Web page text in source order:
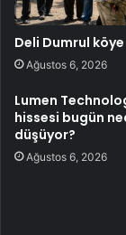
Deli Dumrul
Ağustos 6, 2026
Lumen
hissesi bugün
düşüyor?
Ağustos 6, 2026